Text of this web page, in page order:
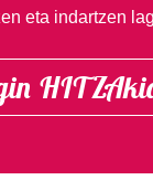
eta indartzen